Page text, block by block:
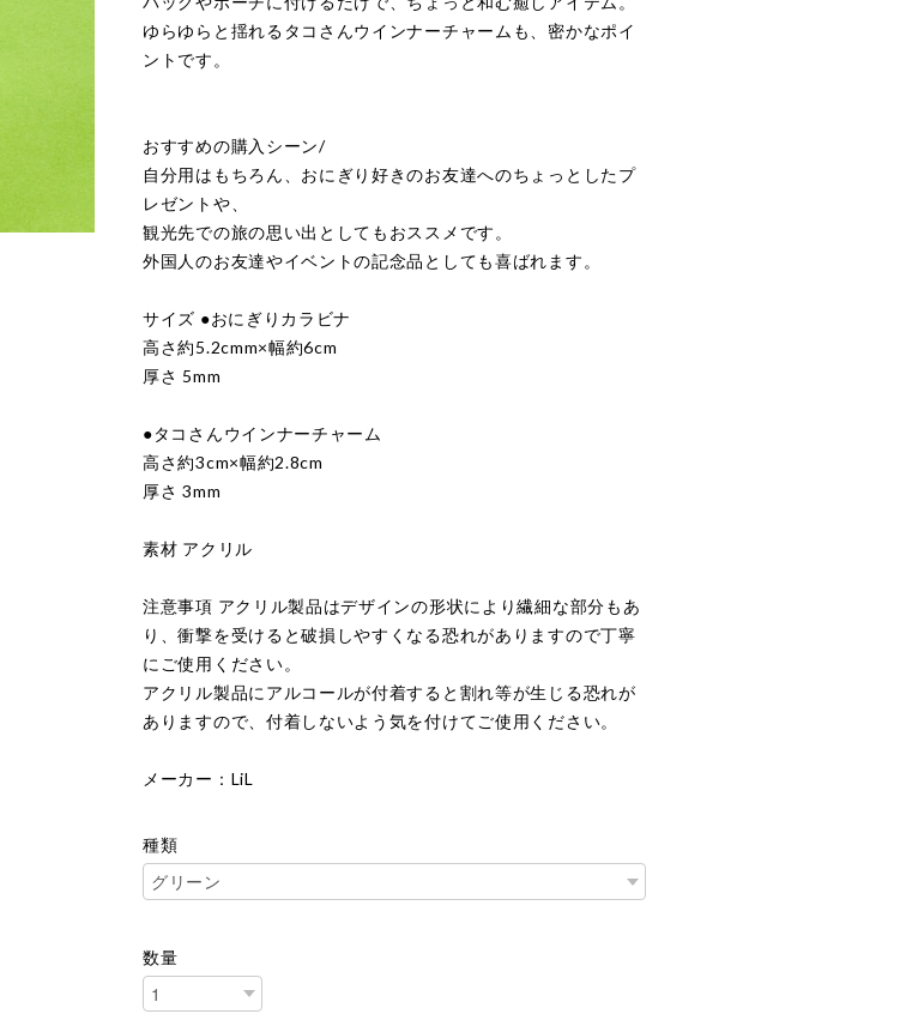
ゆらゆらと揺れるタコさんウインナーチャームも、密かなポイ
ントです。
おすすめの購入シーン/
自分用はもちろん、おにぎり好きのお友達へのちょっとしたプ
レゼントや、
観光先での旅の思い出としてもおススメです。
外国人のお友達やイベントの記念品としても喜ばれます。
サイズ ●おにぎりカラビナ
高さ約5.2cmm×幅約6cm
厚さ 5mm
●タコさんウインナーチャーム
高さ約3cm×幅約2.8cm
厚さ 3mm
素材 アクリル
注意事項 アクリル製品はデザインの形状により繊細な部分もあ
り、衝撃を受けると破損しやすくなる恐れがありますので丁寧
にご使用ください。
アクリル製品にアルコールが付着すると割れ等が生じる恐れが
ありますので、付着しないよう気を付けてご使用ください。
メーカー：LiL
種類
数量